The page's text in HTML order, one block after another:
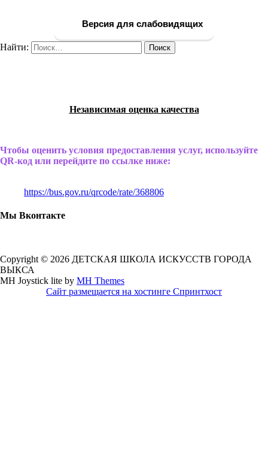
Версия для слабовидящих
Найти:
Независимая оценка качества
Чтобы оценить условия предоставления услуг, используйте
QR-код или перейдите по ссылке ниже:
https://bus.gov.ru/qrcode/rate/368806
Мы Вконтакте
Copyright © 2026 ДЕТСКАЯ ШКОЛА ИСКУССТВ ГОРОДА
ВЫКСА
MH Joystick lite by MH Themes
Сайт размещается на хостинге Спринтхост